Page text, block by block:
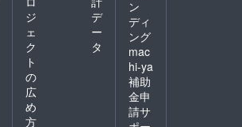
ジ
ェ
ク
ト
の
広
め
方
デ
ー
タ
ン
ディ
ング
mac
hi-ya
補助
金申
請サ